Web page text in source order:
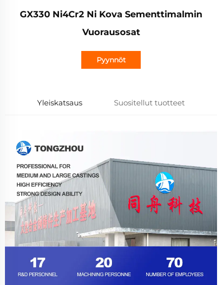
GX330 Ni4Cr2 Ni Kova Sementtimalmin
Vuorausosat
Pyynnöt
Yleiskatsaus Suositellut tuotteet